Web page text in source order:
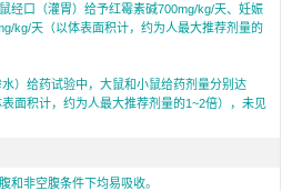
经口（灌胃）给予红霉素碱700mg/kg/天、妊娠
kg/天（以体表面积计，约为人最大推荐剂量的
）给药试验中，大鼠和小鼠给药剂量分别达
面积计，约为人最大推荐剂量的1~2倍），未见
和非空腹条件下均易吸收。